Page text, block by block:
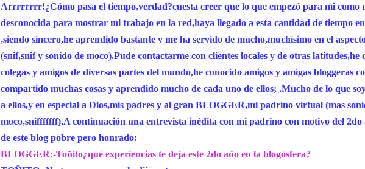
Arrrrrrrr!¿Cómo pasa el tiempo,verdad?cuesta creer que lo que empezó para mi como
desconocida para mostrar mi trabajo en la red,haya llegado a esta cantidad de tiempo
,siendo sincero,he aprendido bastante y me ha servido de mucho,muchísimo en el
(snif,snif y sonido de moco).Pude contactarme con clientes locales y de otras latitudes,he
colegas y amigos de diversas partes del mundo,he conocido amigos y amigas bloggeras
compartido muchas cosas y aprendido mucho de cada uno de ellos; .Mucho de lo que
a ellos,y en especial a Dios,mis padres y al gran BLOGGER,mi padrino virtual (mas
moco,snifffffff).A continuación una entrevista inédita con mi padrino con motivo del 2do
de este blog pobre pero honrado:
BLOGGER:-Toñito¿qué experiencias te deja este 2do año en la blogósfera?